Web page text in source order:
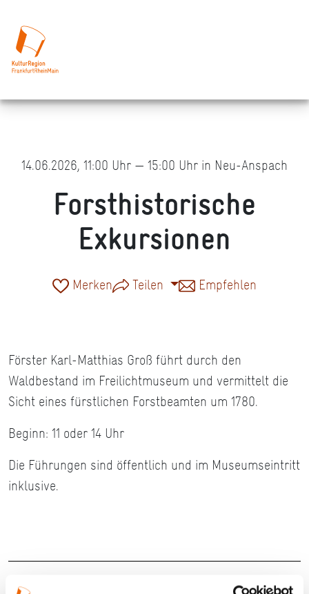
14.06.2026, 11:00 Uhr — 15:00 Uhr in Neu-Anspach
Forsthistorische
Exkursionen
Merken Teilen Empfehlen
Förster Karl-Matthias Groß führt durch den
Waldbestand im Freilichtmuseum und vermittelt die
Sicht eines fürstlichen Forstbeamten um 1780.
Beginn: 11 oder 14 Uhr
Die Führungen sind öffentlich und im Museumseintritt
inklusive.
Details